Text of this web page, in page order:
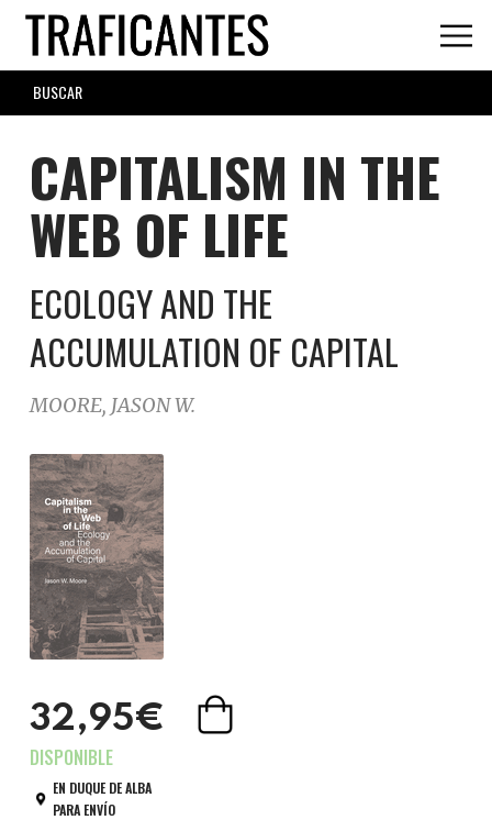
Skip
main
content
SEARCH
FORM
CAPITALISM IN THE
WEB OF LIFE
ECOLOGY AND THE
ACCUMULATION OF CAPITAL
MOORE, JASON W.
32,95€
EN DUQUE DE ALBA
PARA ENVÍO